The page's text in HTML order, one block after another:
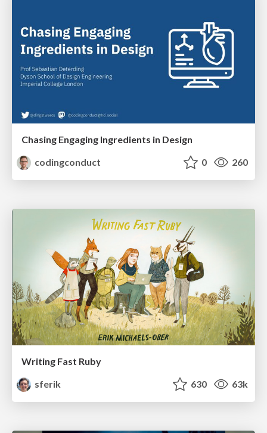
Chasing Engaging Ingredients in Design
codingconduct
0 260
Writing Fast Ruby
sferik
630 63k